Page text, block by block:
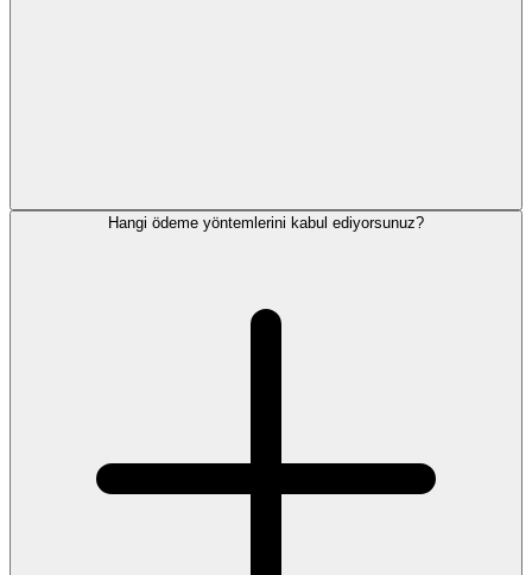
Hangi ödeme yöntemlerini kabul ediyorsunuz?